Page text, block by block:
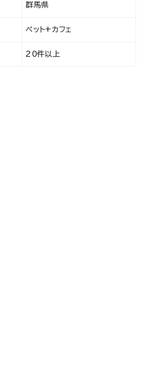
群馬県
ペット+カフェ
20件以上